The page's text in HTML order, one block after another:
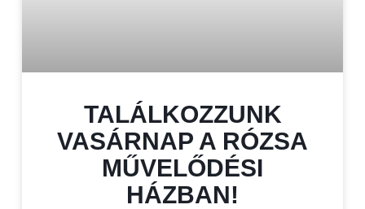
TALÁLKOZZUNK
VASÁRNAP A RÓZSA
MŰVELŐDÉSI
HÁZBAN!